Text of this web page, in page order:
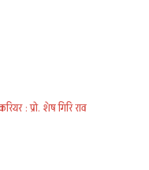
: प्रो. शेष गिरि राव